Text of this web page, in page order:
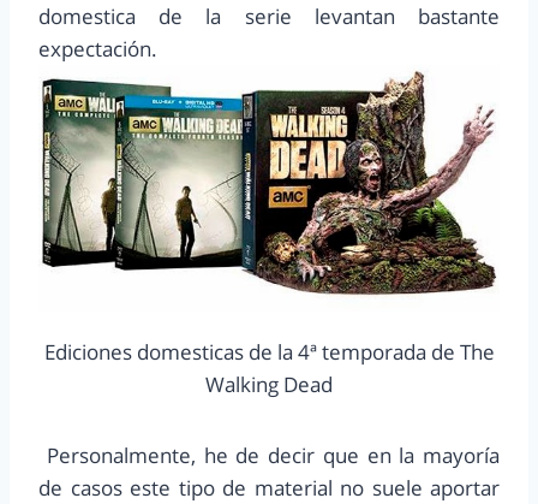
domestica de la serie levantan bastante
expectación.
Ediciones domesticas de la 4ª temporada de The
Walking Dead
Personalmente, he de decir que en la mayoría
de casos este tipo de material no suele aportar